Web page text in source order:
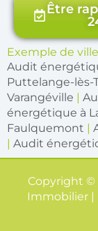
Être
Exemple de
Audit
Puttelange-lès-
Varangéville |
énergétique à
Faulquemont |
| Audit
Copyright ©
Immobilier |